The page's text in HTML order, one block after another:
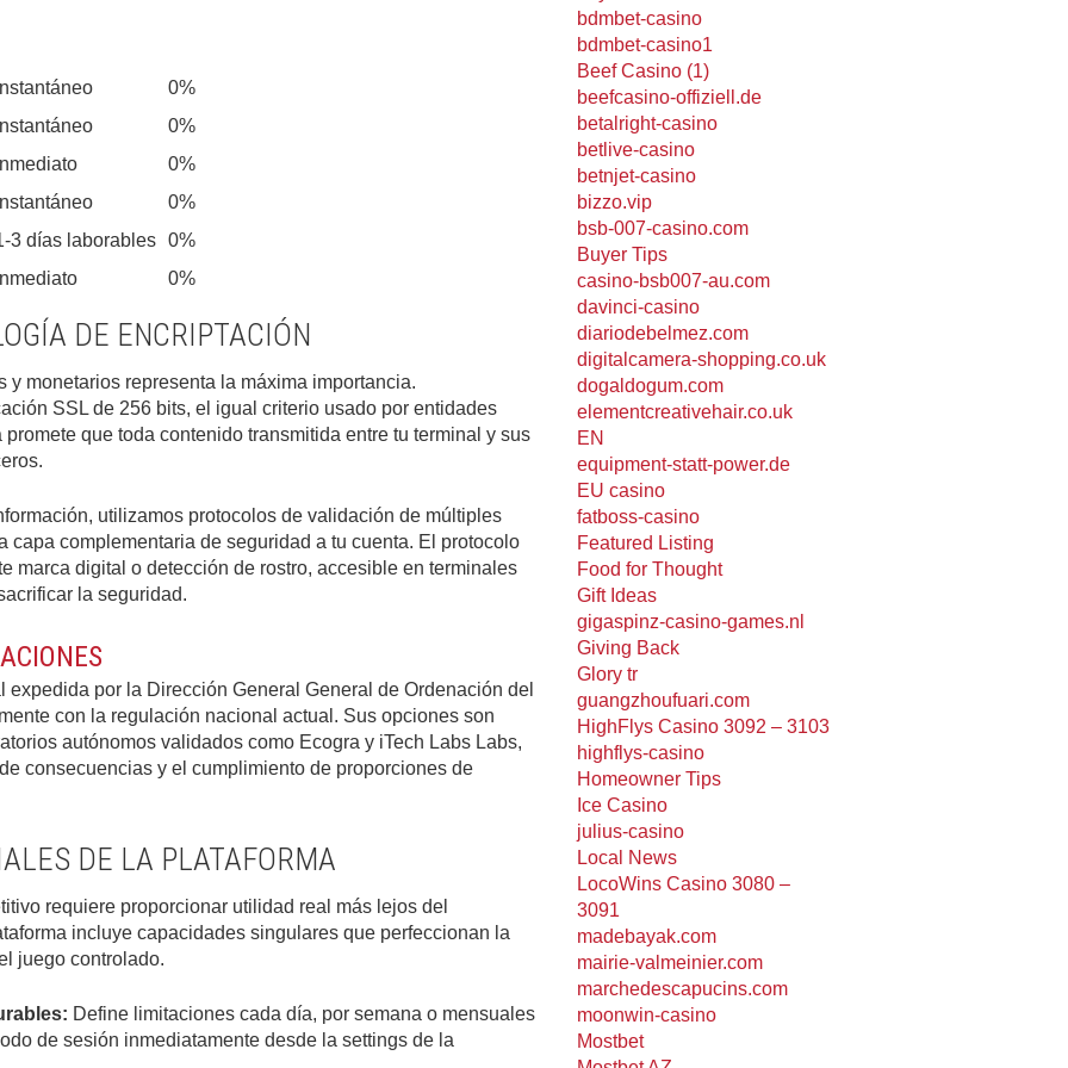
0%
0%
0%
0%
3 días laborables 0%
0%
DE ENCRIPTACIÓN
monetarios representa la máxima importancia.
SSL de 256 bits, el igual criterio usado por entidades
que toda contenido transmitida entre tu terminal y sus
utilizamos protocolos de validación de múltiples
capa complementaria de seguridad a tu cuenta. El protocolo
marca digital o detección de rostro, accesible en terminales
la seguridad.
por la Dirección General General de Ordenación del
con la regulación nacional actual. Sus opciones son
autónomos validados como Ecogra y iTech Labs Labs,
consecuencias y el cumplimiento de proporciones de
DE LA PLATAFORMA
requiere proporcionar utilidad real más lejos del
incluye capacidades singulares que perfeccionan la
juego controlado.
Define limitaciones cada día, por semana o mensuales
de sesión inmediatamente desde la settings de la
bdmbet-casino
bdmbet-casino1
Beef Casino (1)
beefcasino-offiziell.de
betalright-casino
betlive-casino
betnjet-casino
bizzo.vip
bsb-007-casino.com
Buyer Tips
casino-bsb007-au.com
davinci-casino
diariodebelmez.com
digitalcamera-shopping.co.uk
dogaldogum.com
elementcreativehair.co.uk
EN
equipment-statt-power.de
EU casino
fatboss-casino
Featured Listing
Food for Thought
Gift Ideas
gigaspinz-casino-games.nl
Giving Back
Glory tr
guangzhoufuari.com
HighFlys Casino 3092 – 3103
highflys-casino
Homeowner Tips
Ice Casino
julius-casino
Local News
LocoWins Casino 3080 –
3091
madebayak.com
mairie-valmeinier.com
marchedescapucins.com
moonwin-casino
Mostbet